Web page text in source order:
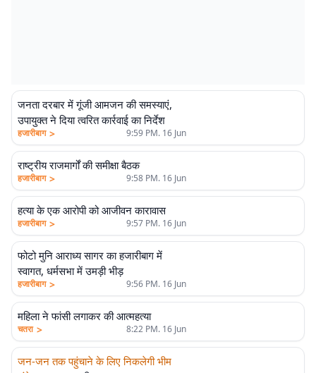
जनता दरबार में गूंजी आमजन की समस्याएं,
उपायुक्त ने दिया त्वरित कार्रवाई का निर्देश
हजारीबाग > 9:59 PM. 16 Jun
राष्ट्रीय राजमार्गों की समीक्षा बैठक
हजारीबाग > 9:58 PM. 16 Jun
हत्या के एक आरोपी को आजीवन कारावास
हजारीबाग > 9:57 PM. 16 Jun
फोटो मुनि आराध्य सागर का हजारीबाग में
स्वागत, धर्मसभा में उमड़ी भीड़
हजारीबाग > 9:56 PM. 16 Jun
महिला ने फांसी लगाकर की आत्महत्या
चतरा > 8:22 PM. 16 Jun
जन-जन तक पहुंचाने के लिए निकलेगी भीम